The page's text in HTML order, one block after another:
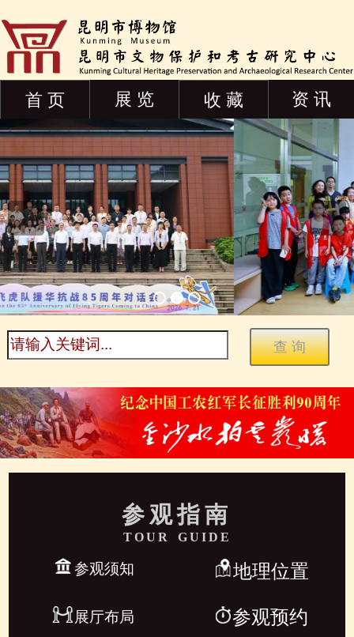
首 页 展 览 收 藏 资 讯
参观指南
TOUR GUIDE
参观须知 地理位置
展厅布局 参观预约